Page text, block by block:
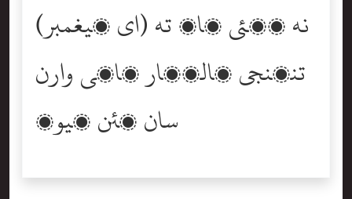
(اي پيغمبر) نه ڏٺئي ڇا؟ ته
تنھنجي پالڻھار ھاٿي وارن
سان ڪئن ڪيو؟